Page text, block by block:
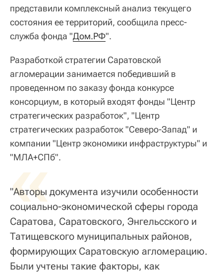
представили комплексный анализ текущего
состояния ее территорий, сообщила пресс-
служба фонда "Дом.РФ".
Разработкой стратегии Саратовской
агломерации занимается победивший в
проведенном по заказу фонда конкурсе
консорциум, в который входят фонды "Центр
стратегических разработок", "Центр
стратегических разработок "Северо-Запад" и
компании "Центр экономики инфраструктуры" и
"МЛА+СПб".
«
"Авторы документа изучили особенности
социально-экономической сферы города
Саратова, Саратовского, Энгельсского и
Татищевского муниципальных районов,
формирующих Саратовскую агломерацию.
Были учтены такие факторы, как